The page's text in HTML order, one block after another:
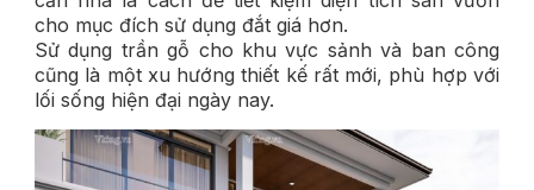
cho mục đích sử dụng đắt giá hơn.
Sử dụng trần gỗ cho khu vực sảnh và ban công
cũng là một xu hướng thiết kế rất mới, phù hợp với
lối sống hiện đại ngày nay.